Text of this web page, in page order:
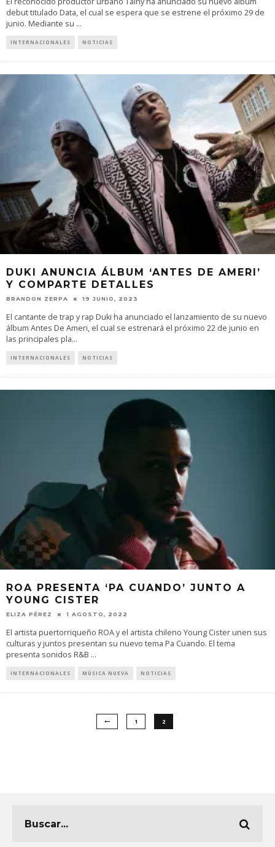
debut titulado Data, el cual se espera que se estrene el próximo 29 de
junio. Mediante su ...
INTERNACIONALES NOTICIAS
DUKI ANUNCIA ÁLBUM ‘ANTES DE AMERI’
Y COMPARTE DETALLES
BRANDON ZERPA 19 JUNIO, 2023
El cantante de trap y rap Duki ha anunciado el lanzamiento de su nuevo
álbum Antes De Ameri, el cual se estrenará el próximo 22 de junio en
las principales pla...
INTERNACIONALES NOTICIAS
ROA PRESENTA ‘PA CUANDO’ JUNTO A
YOUNG CISTER
ELIZA PÉREZ 1 AGOSTO, 2022
El artista puertorriqueño ROA y el artista chileno Young Cister unen sus
culturas y juntos presentan su nuevo tema Pa Cuando. El tema
presenta sonidos R&B ...
INTERNACIONALES MÚSICA NUEVA NOTICIAS
1 2